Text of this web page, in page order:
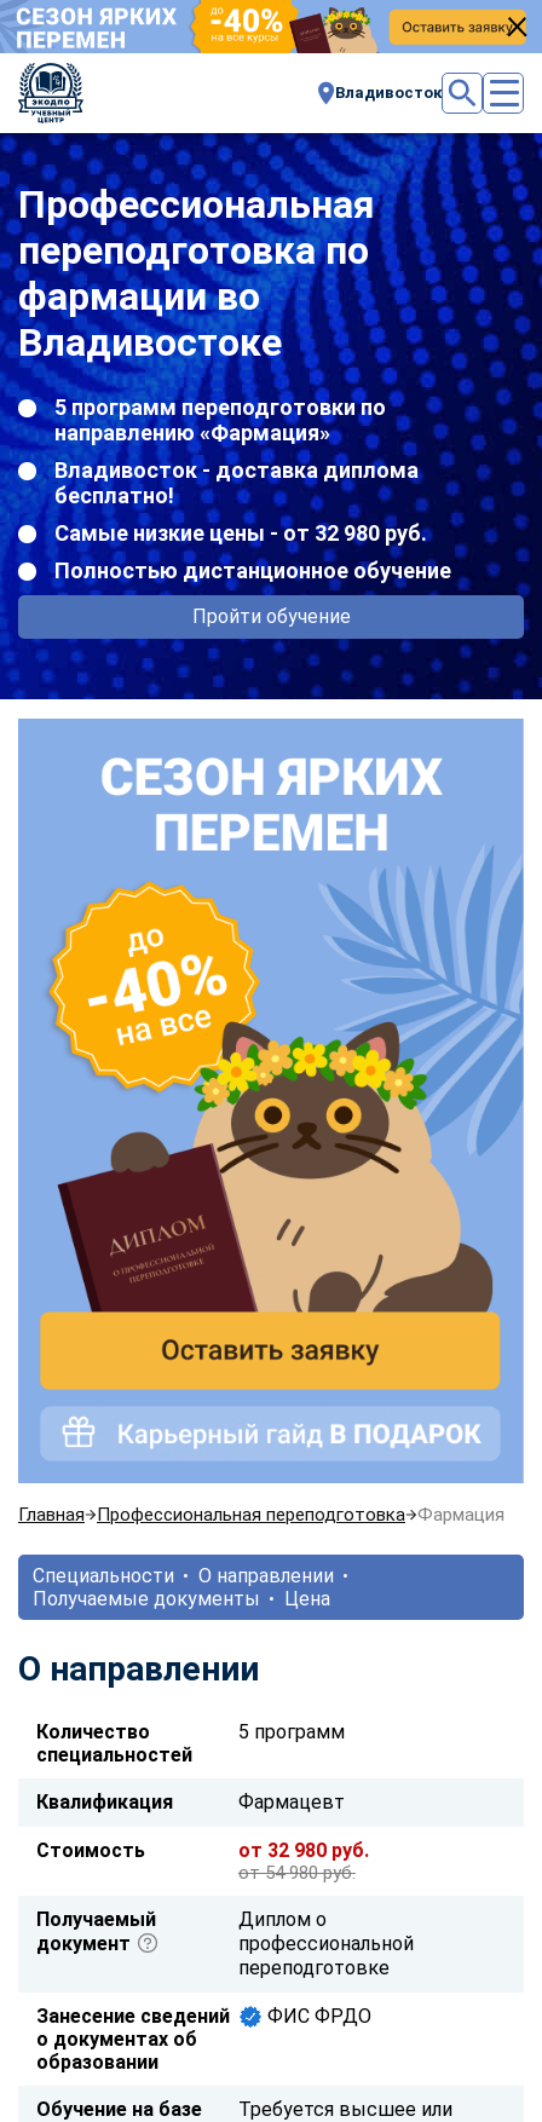
Владивосток
Профессиональная
переподготовка по
фармации во
Владивостоке
5 программ переподготовки по
направлению «Фармация»
Владивосток - доставка диплома
бесплатно!
Самые низкие цены - от 32 980 руб.
Полностью дистанционное обучение
Пройти обучение
Главная Профессиональная переподготовка Фармация
Специальности
О направлении
Получаемые документы
Цена
О направлении
Количество
специальностей
5 программ
Квалификация Фармацевт
Стоимость от 32 980 руб.
от 54 980 руб.
Получаемый
документ
Диплом о
профессиональной
переподготовке
Занесение сведений
о документах об
образовании
ФИС ФРДО
Обучение на базе
Требуется высшее или